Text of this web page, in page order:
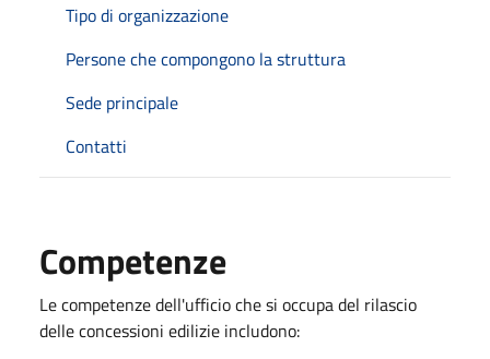
Tipo di organizzazione
Persone che compongono la struttura
Sede principale
Contatti
Competenze
Le competenze dell'ufficio che si occupa del rilascio
delle concessioni edilizie includono: